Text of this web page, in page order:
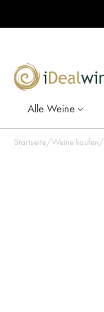
Alle Weine
Startseite/Weine kaufen/